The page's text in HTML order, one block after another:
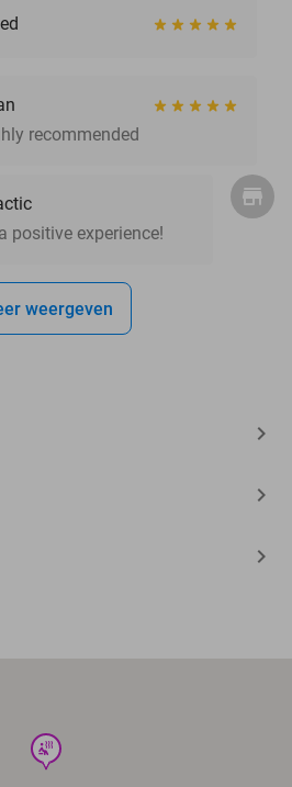
recommended
positive experience!
weergeven
wellness